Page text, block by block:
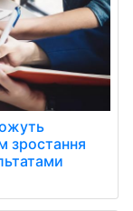
зростання